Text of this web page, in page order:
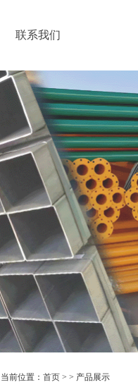
联系我们
当前位置： 首页> > 产品展示